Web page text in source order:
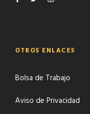
OTROS ENLACES
Bolsa de Trabajo
Aviso de Privacidad